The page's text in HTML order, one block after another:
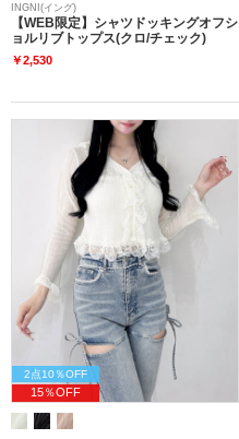
INGNI(イング)
【WEB限定】シャツドッキングオフシ
ョルリブトップス(クロ/チェック)
￥2,530
2点10％OFF
15％OFF